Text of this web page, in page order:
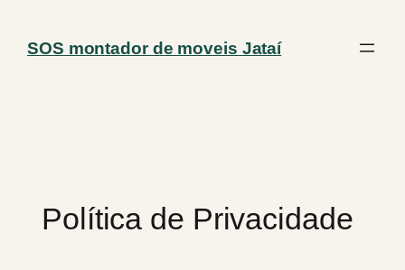
paraSOS montador de moveis Jataí
Política de Privacidade